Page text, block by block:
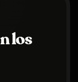
los